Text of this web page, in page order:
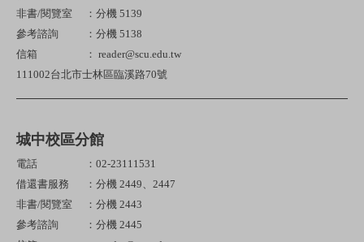
非書/閱覽室
：分機 5139
參考諮詢
：分機 5138
信箱
： reader@scu.edu.tw
111002台北市士林區臨溪路70號
城中校區分館
電話
：02-23111531
借還書服務
：分機 2449、2447
非書/閱覽室
：分機 2443
參考諮詢
：分機 2445